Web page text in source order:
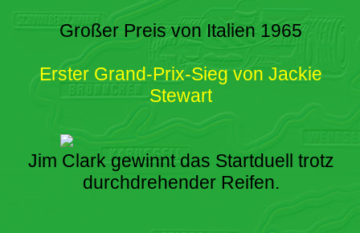
Großer Preis von Italien 1965
Erster Grand-Prix-Sieg von Jackie
Stewart
Jim Clark gewinnt das Startduell trotz
durchdrehender Reifen.